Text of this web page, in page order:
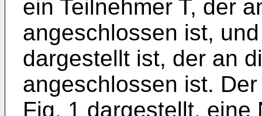
ein Teilnehmer T, der
angeschlossen ist,
dargestellt ist, der an
angeschlossen ist.
Fig. 1 dargestellt, eine